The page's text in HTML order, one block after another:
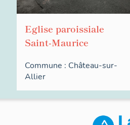
Eglise paroissiale
Saint-Maurice
Commune : Château-sur-
Allier